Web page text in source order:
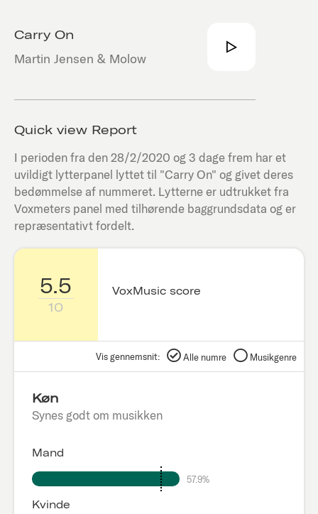
Carry On
Martin Jensen & Molow
Quick view Report
I perioden fra den28/2/2020 og 3 dage frem har et
uvildigt lytterpanel lyttet til "Carry On" og givet deres
bedømmelse af nummeret. Lytterne er udtrukket fra
Voxmeters panel med tilhørende baggrundsdata og er
repræsentativt fordelt.
5.5
10
VoxMusic score
Vis gennemsnit: Alle numre Musikgenre
Køn
Synes godt om musikken
Mand
57.9%
Kvinde